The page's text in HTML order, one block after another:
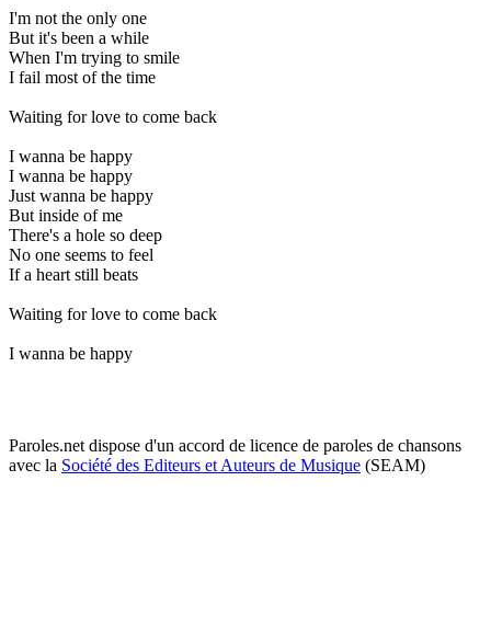
I'm not the only one
But it's been a while
When I'm trying to smile
I fail most of the time
Waiting for love to come back
I wanna be happy
I wanna be happy
Just wanna be happy
But inside of me
There's a hole so deep
No one seems to feel
If a heart still beats
Waiting for love to come back
I wanna be happy
Paroles.net dispose d'un accord de licence de paroles de chansons
avec la Société des Editeurs et Auteurs de Musique (SEAM)